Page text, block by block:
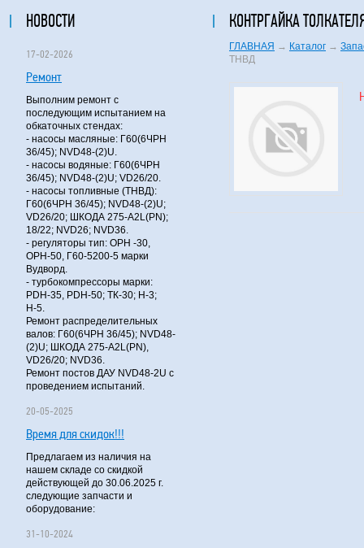
НОВОСТИ
17-02-2026
Ремонт
Выполним ремонт с
последующим испытанием на
обкаточных стендах:
- насосы масляные: Г60(6ЧРН
36/45); NVD48-(2)U.
- насосы водяные: Г60(6ЧРН
36/45); NVD48-(2)U; VD26/20.
- насосы топливные (ТНВД):
Г60(6ЧРН 36/45); NVD48-(2)U;
VD26/20; ШКОДА 275-A2L(PN);
18/22; NVD26; NVD36.
- регуляторы тип: ОРН -30,
ОРН-50, Г60-5200-5 марки
Вудворд.
- турбокомпрессоры марки:
PDH-35, PDH-50; ТК-30; Н-3;
Н-5.
Ремонт распределительных
валов: Г60(6ЧРН 36/45); NVD48-
(2)U; ШКОДА 275-A2L(PN),
VD26/20; NVD36.
Ремонт постов ДАУ NVD48-2U с
проведением испытаний.
20-05-2025
Время для скидок!!!
Предлагаем из наличия на
нашем складе со скидкой
действующей до 30.06.2025 г.
следующие запчасти и
оборудование:
31-10-2024
КОНТРГАЙКА
ГЛАВНАЯ → Каталог →
ТНВД